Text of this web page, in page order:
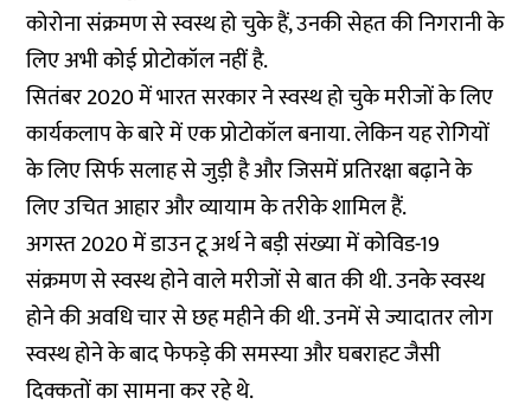
कोरोना संक्रमण से स्वस्थ हो चुके हैं, उनकी सेहत की निगरानी के
लिए अभी कोई प्रोटोकॉल नहीं है.
सितंबर 2020 में भारत सरकार ने स्वस्थ हो चुके मरीजों के लिए
कार्यकलाप के बारे में एक प्रोटोकॉल बनाया. लेकिन यह रोगियों
के लिए सिर्फ सलाह से जुड़ी है और जिसमें प्रतिरक्षा बढ़ाने के
लिए उचित आहार और व्यायाम के तरीके शामिल हैं.
अगस्त 2020 में डाउन टू अर्थने बड़ी संख्या में कोविड-19
संक्रमण से स्वस्थ होने वाले मरीजों से बात की थी. उनके स्वस्थ
होने की अवधि चार से छह महीने की थी. उनमें से ज्यादातर लोग
स्वस्थ होने के बाद फेफड़े की समस्या और घबराहट जैसी
दिक्कतों का सामना कर रहे थे.